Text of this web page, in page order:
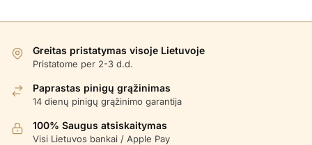
Greitas pristatymas visoje Lietuvoje
Pristatome per 2-3 d.d.
Paprastas pinigų grąžinimas
14 dienų pinigų grąžinimo garantija
100% Saugus atsiskaitymas
Visi Lietuvos bankai / Apple Pay